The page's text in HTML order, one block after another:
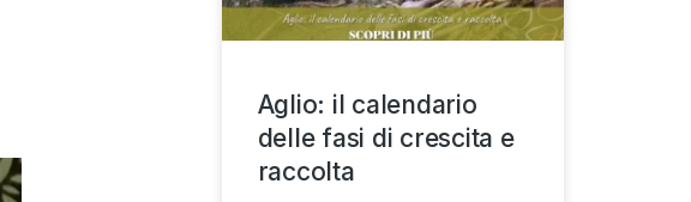
Aglio: il calendario
delle fasi di crescita e
raccolta